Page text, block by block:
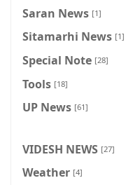
Saran News [1]
Sitamarhi News [1]
Special Note [28]
Tools [18]
UP News [61]
VIDESH NEWS [27]
Weather [4]